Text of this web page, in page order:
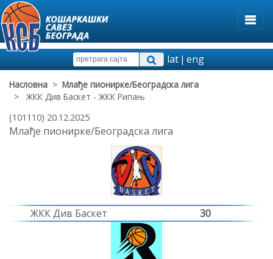
lat|eng
Насловна > Млађе пионирке/Београдска лига
> ЖКК Див Баскет - ЖКК Рипањ
(101110) 20.12.2025
Млађе пионирке/Београдска лига
ЖКК Див Баскет 30